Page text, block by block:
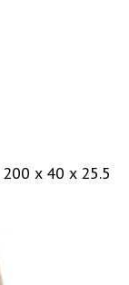
200 x 40 x 25.5